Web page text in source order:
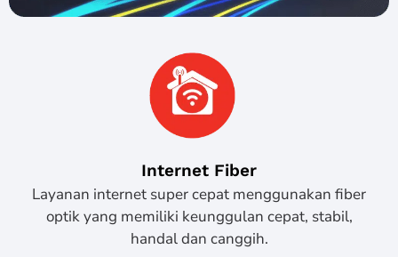
Internet Fiber
Layanan internet super cepat menggunakan fiber
optik yang memiliki keunggulan cepat, stabil,
handal dan canggih.